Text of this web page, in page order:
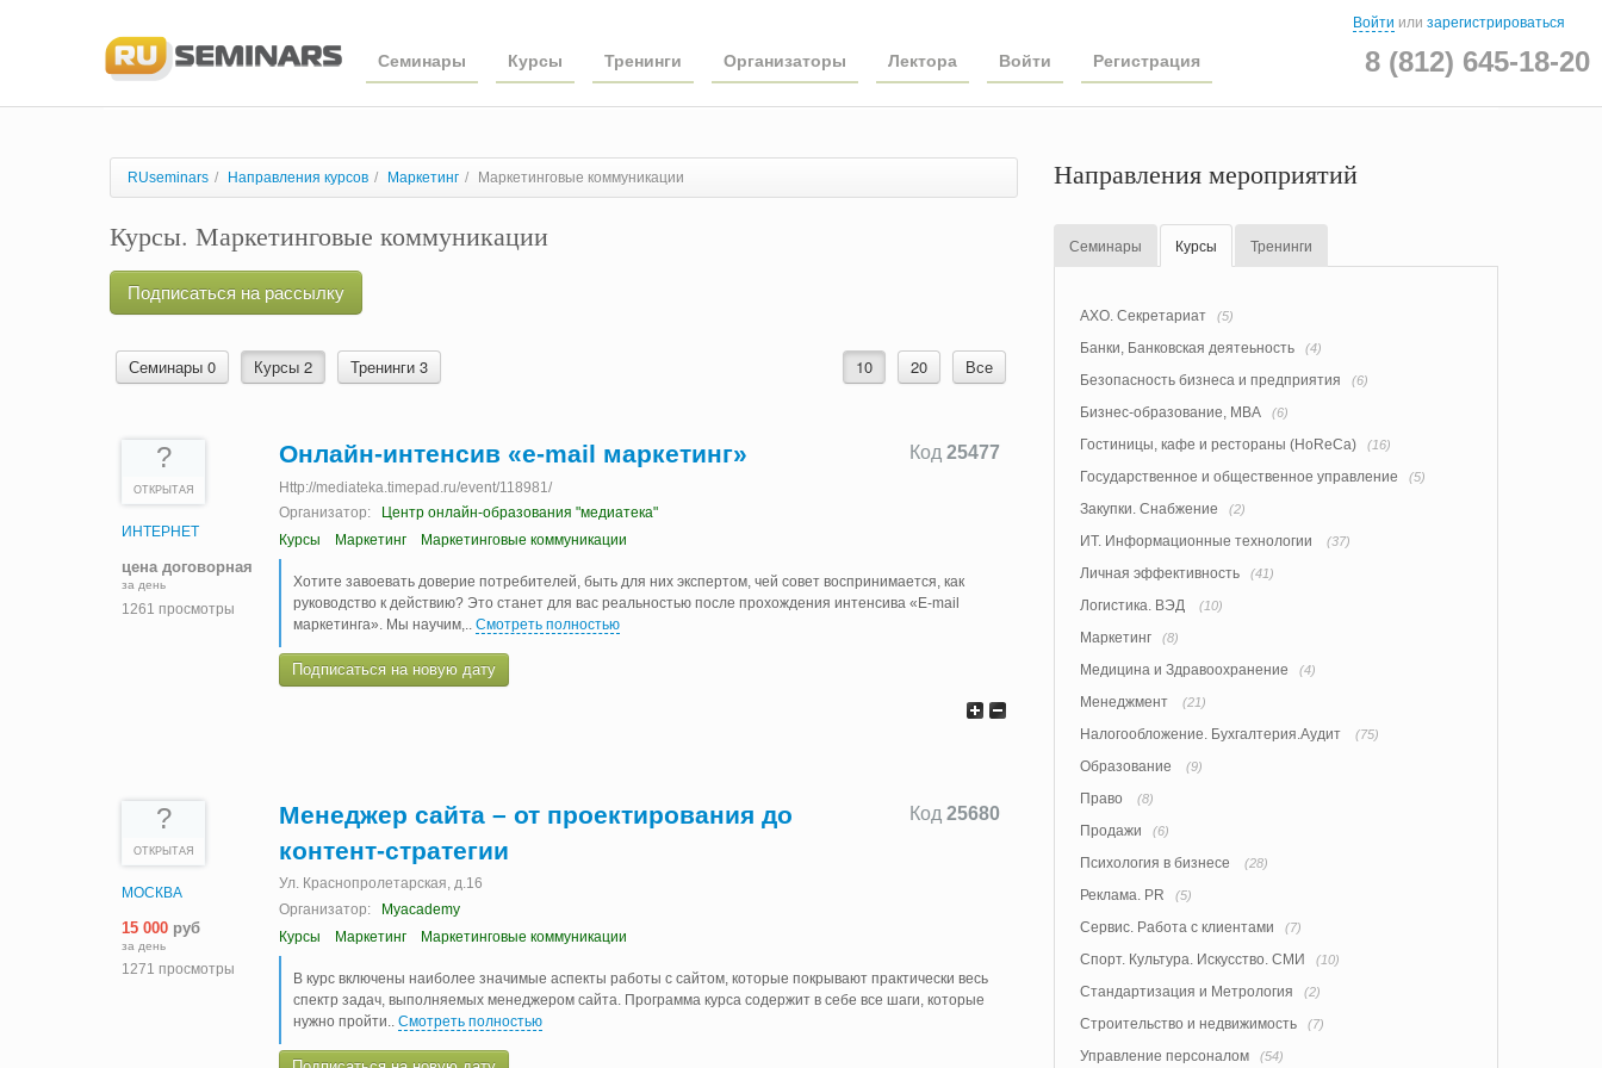
Семинары Курсы Тренинги Организаторы Лектора Войти Регистрация
Войти или зарегистрироваться
8 (812) 645-18-20
RUseminars / Направления курсов / Маркетинг / Маркетинговые коммуникации
Курсы. Маркетинговые коммуникации
Подписаться на рассылку
Семинары 0 Курсы 2 Тренинги 3 10 20 Все
?
ОТКРЫТАЯ
ИНТЕРНЕТ
цена договорная
за день
1261 просмотры
Код 25477
Онлайн-интенсив «e-mail маркетинг»
Http://mediateka.timepad.ru/event/118981/
Организатор:
Центр онлайн-образования "медиатека"
Курсы
Маркетинг Маркетинговые коммуникации
Хотите завоевать доверие потребителей, быть для них экспертом, чей совет воспринимается, как
руководство к действию? Это станет для вас реальностью после прохождения интенсива «E-mail
маркетинга». Мы научим,.. Смотреть полностью
Подписаться на новую дату
?
ОТКРЫТАЯ
МОСКВА
15 000 руб
за день
1271 просмотры
Код 25680
Менеджер сайта – от проектирования до
контент-стратегии
Ул. Краснопролетарская, д.16
Организатор:
Myacademy
Курсы
Маркетинг Маркетинговые коммуникации
В курс включены наиболее значимые аспекты работы с сайтом, которые покрывают практически весь
спектр задач, выполняемых менеджером сайта. Программа курса содержит в себе все шаги, которые
нужно пройти
Смотреть полностью
Направления мероприятий
Семинары Курсы Тренинги
АХО. Секретариат (5)
Банки, Банковская деятеьность (4)
Безопасность бизнеса и предприятия (6)
Бизнес-образование, MBA (6)
Гостиницы, кафе и рестораны (HoReCa) (16)
Государственное и общественное управление (5)
Закупки. Снабжение (2)
ИТ. Информационные технологии (37)
Личная эффективность (41)
Логистика. ВЭД (10)
Маркетинг (8)
Медицина и Здравоохранение (4)
Менеджмент (21)
Налогообложение. Бухгалтерия.Аудит (75)
Образование (9)
Право (8)
Продажи (6)
Психология в бизнесе (28)
Реклама. PR (5)
Сервис. Работа с клиентами (7)
Спорт. Культура. Искусство. СМИ (10)
Стандартизация и Метрология (2)
Строительство и недвижимость (7)
Управление персоналом (54)